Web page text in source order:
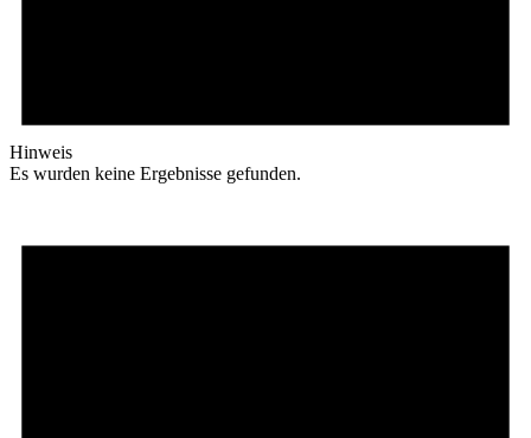
Hinweis
Es wurden keine Ergebnisse gefunden.